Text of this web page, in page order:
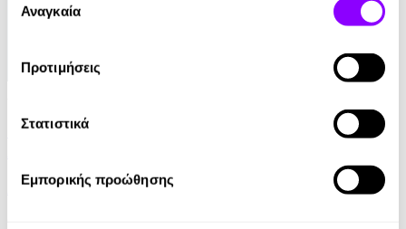
των υπηρεσιών τους.
συγκατάθεσης
Αναγκαία
Προτιμήσεις
Στατιστικά
Εμπορικής προώθησης
Θέματα Νεοελληνικής Ιστορίας Γ' Γενικού
Αγαθοκλής Αζέλης